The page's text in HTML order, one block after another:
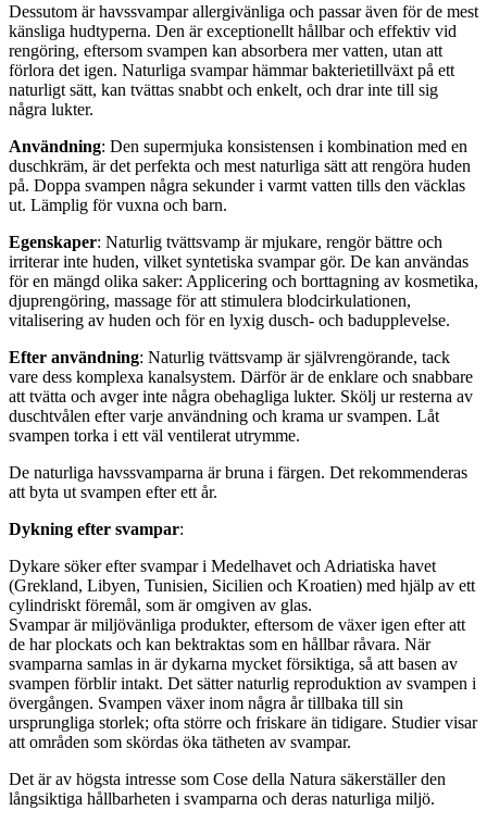
Dessutom är havssvampar allergivänliga och passar även för de mest
känsliga hudtyperna. Den är exceptionellt hållbar och effektiv vid
rengöring, eftersom svampen kan absorbera mer vatten, utan att
förlora det igen. Naturliga svampar hämmar bakterietillväxt på ett
naturligt sätt, kan tvättas snabbt och enkelt, och drar inte till sig
några lukter.
Användning: Den supermjuka konsistensen i kombination med en
duschkräm, är det perfekta och mest naturliga sätt att rengöra huden
på. Doppa svampen några sekunder i varmt vatten tills den väcklas
ut. Lämplig för vuxna och barn.
Egenskaper: Naturlig tvättsvamp är mjukare, rengör bättre och
irriterar inte huden, vilket syntetiska svampar gör. De kan användas
för en mängd olika saker: Applicering och borttagning av kosmetika,
djuprengöring, massage för att stimulera blodcirkulationen,
vitalisering av huden och för en lyxig dusch- och badupplevelse.
Efter användning: Naturlig tvättsvamp är självrengörande, tack
vare dess komplexa kanalsystem. Därför är de enklare och snabbare
att tvätta och avger inte några obehagliga lukter. Skölj ur resterna av
duschtvålen efter varje användning och krama ur svampen. Låt
svampen torka i ett väl ventilerat utrymme.
De naturliga havssvamparna är bruna i färgen. Det rekommenderas
att byta ut svampen efter ett år.
Dykning efter svampar:
Dykare söker efter svampar i Medelhavet och Adriatiska havet
(Grekland, Libyen, Tunisien, Sicilien och Kroatien) med hjälp av ett
cylindriskt föremål, som är omgiven av glas.
Svampar är miljövänliga produkter, eftersom de växer igen efter att
de har plockats och kan bektraktas som en hållbar råvara. När
svamparna samlas in är dykarna mycket försiktiga, så att basen av
svampen förblir intakt. Det sätter naturlig reproduktion av svampen i
övergången. Svampen växer inom några år tillbaka till sin
ursprungliga storlek; ofta större och friskare än tidigare. Studier visar
att områden som skördas öka tätheten av svampar.
Det är av högsta intresse som Cose della Natura säkerställer den
långsiktiga hållbarheten i svamparna och deras naturliga miljö.